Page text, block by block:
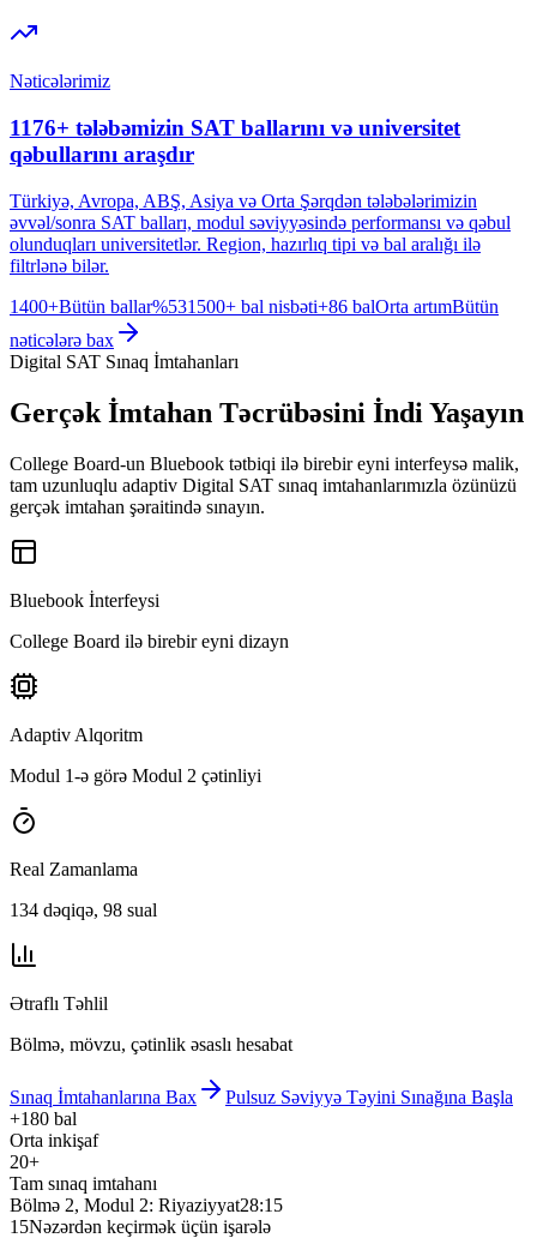
Nəticələrimiz
1176+ tələbəmizin SAT ballarını və universitet
qəbullarını araşdır
Türkiyə, Avropa, ABŞ, Asiya və Orta Şərqdən tələbələrimizin
əvvəl/sonra SAT balları, modul səviyyəsində performansı və qəbul
olunduqları universitetlər. Region, hazırlıq tipi və bal aralığı ilə
filtrlənə bilər.
1400+Bütün ballar%531500+ bal nisbəti+86 balOrta artımBütün
nəticələrə bax
Digital SAT Sınaq İmtahanları
Gerçək İmtahan Təcrübəsini İndi Yaşayın
College Board-un Bluebook tətbiqi ilə birebir eyni interfeysə malik,
tam uzunluqlu adaptiv Digital SAT sınaq imtahanlarımızla özünüzü
gerçək imtahan şəraitində sınayın.
Bluebook İnterfeysi
College Board ilə birebir eyni dizayn
Adaptiv Alqoritm
Modul 1-ə görə Modul 2 çətinliyi
Real Zamanlama
134 dəqiqə, 98 sual
Ətraflı Təhlil
Bölmə, mövzu, çətinlik əsaslı hesabat
Sınaq İmtahanlarına Bax
Pulsuz Səviyyə Təyini Sınağına Başla
+180 bal
Orta inkişaf
20+
Tam sınaq imtahanı
Bölmə 2, Modul 2: Riyaziyyat28:15
15Nəzərdən keçirmək üçün işarələ